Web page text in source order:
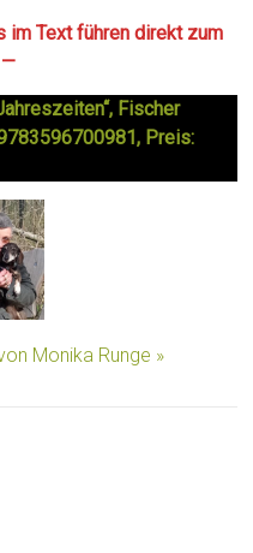
Text führen direkt zum
—
Fischer
Preis:
Monika Runge »